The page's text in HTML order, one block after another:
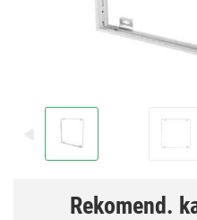
Rekomend.